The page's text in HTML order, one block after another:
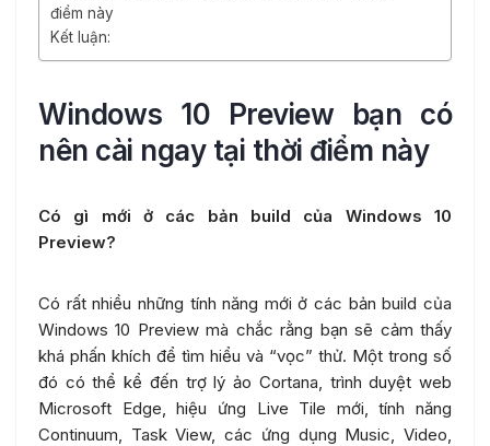
điểm này
Kết luận:
Windows 10 Preview bạn có
nên cài ngay tại thời điểm này
Có gì mới ở các bản build của Windows 10
Preview?
Có rất nhiều những tính năng mới ở các bản build của
Windows 10 Preview mà chắc rằng bạn sẽ cảm thấy
khá phấn khích để tìm hiểu và “vọc” thử. Một trong số
đó có thể kể đến trợ lý ảo Cortana, trình duyệt web
Microsoft Edge, hiệu ứng Live Tile mới, tính năng
Continuum, Task View, các ứng dụng Music, Video,